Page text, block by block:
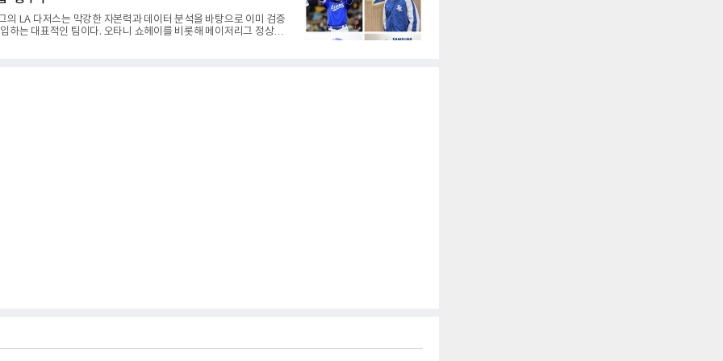
가능성을 보여준 상징적인 존
의 LA 다저스는 막강한 자본력과 데이터 분석을 바탕으로 이미 검증
하는 대표적인 팀이다. 오타니 쇼헤이를 비롯해 메이저리그 정상급